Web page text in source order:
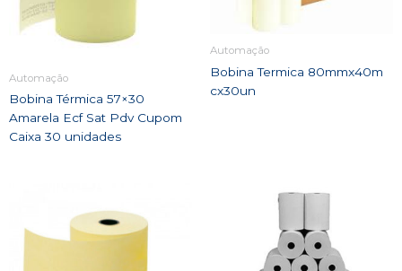
Automação
Bobina Térmica 57×30
Amarela Ecf Sat Pdv Cupom
Caixa 30 unidades
Automação
Bobina Termica 80mmx40m
cx30un